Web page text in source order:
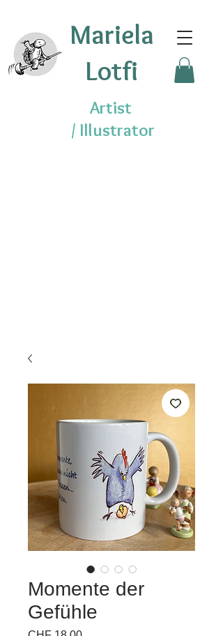
Mariela
Lotfi
Artist
/ Illustrator
Momente der
Gefühle